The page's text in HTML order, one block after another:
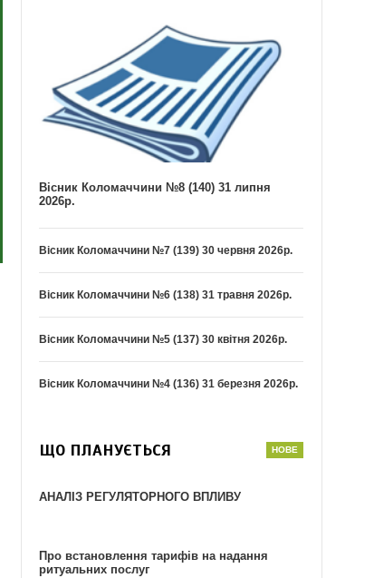
Вісник Коломаччини №8 (140) 31 липня
2026р.
Вісник Коломаччини №7 (139) 30 червня 2026р.
Вісник Коломаччини №6 (138) 31 травня 2026р.
Вісник Коломаччини №5 (137) 30 квітня 2026р.
Вісник Коломаччини №4 (136) 31 березня 2026р.
ЩО ПЛАНУЄТЬСЯ
АНАЛІЗ РЕГУЛЯТОРНОГО ВПЛИВУ
Про встановлення тарифів на надання
ритуальних послуг